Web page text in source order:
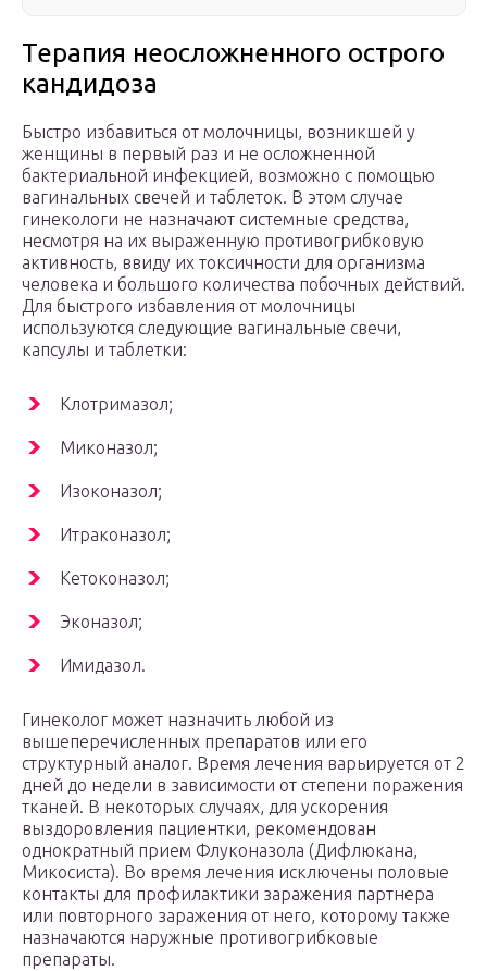
Терапия неосложненного острого
кандидоза
Быстро избавиться от молочницы, возникшей у
женщины в первый раз и не осложненной
бактериальной инфекцией, возможно с помощью
вагинальных свечей и таблеток. В этом случае
гинекологи не назначают системные средства,
несмотря на их выраженную противогрибковую
активность, ввиду их токсичности для организма
человека и большого количества побочных действий.
Для быстрого избавления от молочницы
используются следующие вагинальные свечи,
капсулы и таблетки:
Клотримазол;
Миконазол;
Изоконазол;
Итраконазол;
Кетоконазол;
Эконазол;
Имидазол.
Гинеколог может назначить любой из
вышеперечисленных препаратов или его
структурный аналог. Время лечения варьируется от 2
дней до недели в зависимости от степени поражения
тканей. В некоторых случаях, для ускорения
выздоровления пациентки, рекомендован
однократный прием Флуконазола (Дифлюкана,
Микосиста). Во время лечения исключены половые
контакты для профилактики заражения партнера
или повторного заражения от него, которому также
назначаются наружные противогрибковые
препараты.